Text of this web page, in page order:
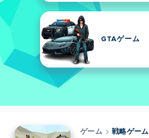
GTAゲーム
ゲーム 戦略ゲーム